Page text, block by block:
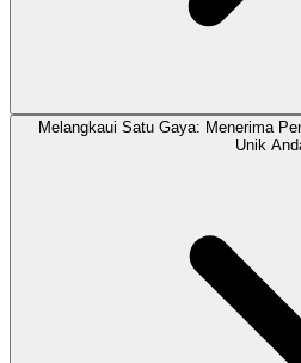
Melangkaui Satu Gaya: Menerima
Unik